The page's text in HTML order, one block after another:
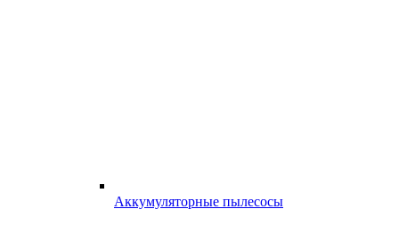
Аккумуляторные пылесосы